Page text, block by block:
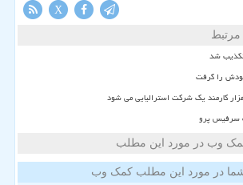
X
مرتبط
تکذیب شد
را گرفت
کارمند یک شرکت استرالیایی می شود
سرفیس پرو
کمک وب در مورد این مطلب
در مورد این مطلب کمک وب